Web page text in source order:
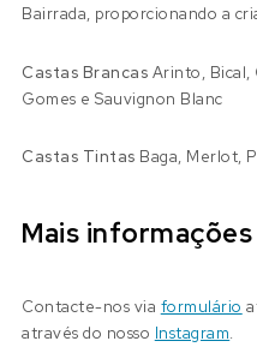
Bairrada, proporcionando a
Castas Brancas Arinto, Bical,
Gomes e Sauvignon Blanc
Castas Tintas Baga, Merlot,
Mais informações
Contacte-nos via formulário
através do nosso Instagram.